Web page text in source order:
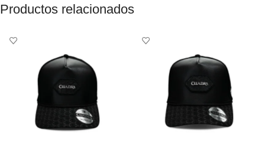
Productos relacionados